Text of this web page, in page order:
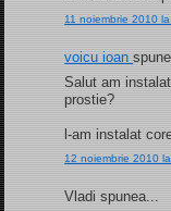
11 noiembrie 2010
voicu ioan
Salut am
prostie?
l-am instalat
12 noiembrie 2010 la
Vladi spunea...